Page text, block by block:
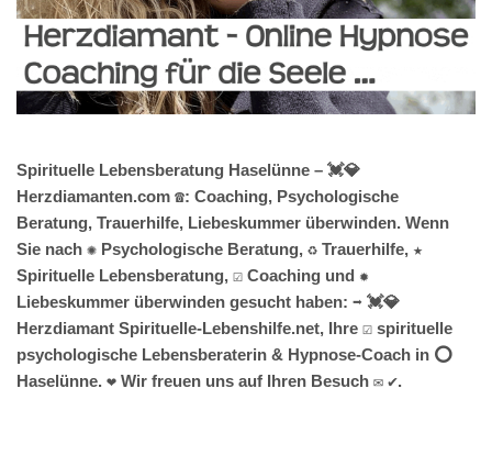
Spirituelle Lebensberatung Haselünne – 💓️💎
Herzdiamanten.com ☎️: Coaching, Psychologische
Beratung, Trauerhilfe, Liebeskummer überwinden. Wenn
Sie nach ✺ Psychologische Beratung, ♻ Trauerhilfe, ★
Spirituelle Lebensberatung, ☑️ Coaching und ✹
Liebeskummer überwinden gesucht haben: ➡️ 💓️💎
Herzdiamant Spirituelle-Lebenshilfe.net, Ihre ☑️ spirituelle
psychologische Lebensberaterin & Hypnose-Coach in ⭕
Haselünne. ❤ Wir freuen uns auf Ihren Besuch ✉ ✔.